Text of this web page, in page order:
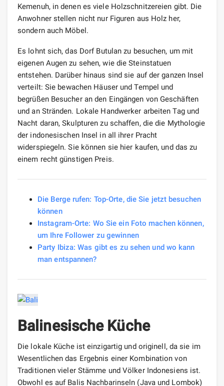
Kemenuh, in denen es viele Holzschnitzereien gibt. Die
Anwohner stellen nicht nur Figuren aus Holz her,
sondern auch Möbel.
Es lohnt sich, das Dorf Butulan zu besuchen, um mit
eigenen Augen zu sehen, wie die Steinstatuen
entstehen. Darüber hinaus sind sie auf der ganzen Insel
verteilt: Sie bewachen Häuser und Tempel und
begrüßen Besucher an den Eingängen von Geschäften
und an Stränden. Lokale Handwerker arbeiten Tag und
Nacht daran, Skulpturen zu schaffen, die die Mythologie
der indonesischen Insel in all ihrer Pracht
widerspiegeln. Sie können sie hier kaufen, und das zu
einem recht günstigen Preis.
Die Berge rufen: Top-Orte, die Sie jetzt besuchen
können
Instagram-Orte: Wo Sie ein Foto machen können,
um Ihre Follower zu gewinnen
Party Ibiza: Was gibt es zu sehen und wo kann
man entspannen?
Balinesische Küche
Die lokale Küche ist einzigartig und originell, da sie im
Wesentlichen das Ergebnis einer Kombination von
Traditionen vieler Stämme und Völker Indonesiens ist.
Obwohl es auf Balis Nachbarinseln (Java und Lombok)